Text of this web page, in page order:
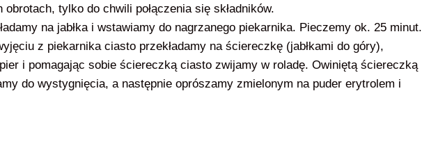
obrotach, tylko do chwili połączenia się składników.
na jabłka i wstawiamy do nagrzanego piekarnika. Pieczemy ok. 25 minut.
z piekarnika ciasto przekładamy na ściereczkę (jabłkami do góry),
i pomagając sobie ściereczką ciasto zwijamy w roladę. Owiniętą ściereczką
do wystygnięcia, a następnie oprószamy zmielonym na puder erytrolem i